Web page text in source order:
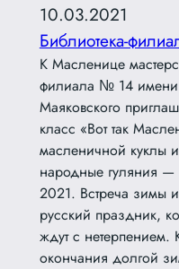
10.03.2021
Библиотека-
К Масленице
филиала № 14
Маяковского
класс «Вот так
масленичной куклы
народные гуляния
2021. Встреча зимы
русский праздник,
ждут с нетерпением.
окончания долгой